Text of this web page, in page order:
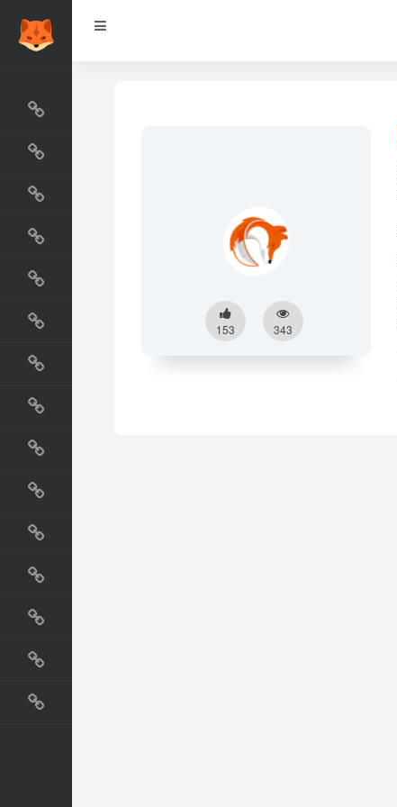
最新收录
网站资源榜
交流排行榜
金融排行榜
阅读排行榜
工具排行榜
设计排行榜
国外网站
生活
直播
动漫
电影
教程
纪录片
153 343